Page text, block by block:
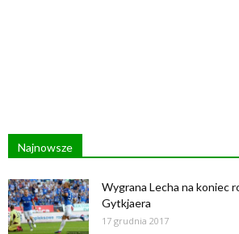
Najnowsze
Wygrana Lecha na koniec
Gytkjaera
17 grudnia 2017